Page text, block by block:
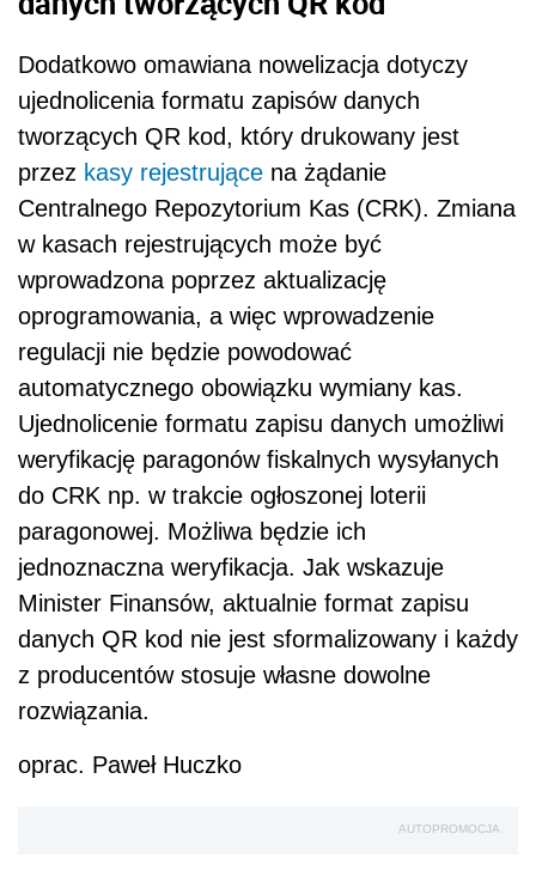
Dodatkowo omawiana nowelizacja dotyczy
ujednolicenia formatu zapisów danych
tworzących QR kod, który drukowany jest
przez kasy rejestrujące na żądanie
Centralnego Repozytorium Kas (CRK). Zmiana
w kasach rejestrujących może być
wprowadzona poprzez aktualizację
oprogramowania, a więc wprowadzenie
regulacji nie będzie powodować
automatycznego obowiązku wymiany kas.
Ujednolicenie formatu zapisu danych umożliwi
weryfikację paragonów fiskalnych wysyłanych
do CRK np. w trakcie ogłoszonej loterii
paragonowej. Możliwa będzie ich
jednoznaczna weryfikacja. Jak wskazuje
Minister Finansów, aktualnie format zapisu
danych QR kod nie jest sformalizowany i każdy
z producentów stosuje własne dowolne
rozwiązania.
oprac. Paweł Huczko
AUTOPROMOCJA